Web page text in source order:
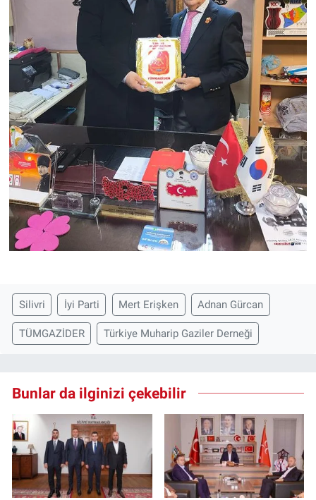
Silivri İyi Parti Mert Erişken Adnan Gürcan
TÜMGAZİDER Türkiye Muharip Gaziler Derneği
Bunlar da ilginizi çekebilir